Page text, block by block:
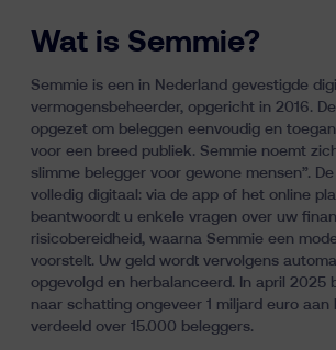
Wat is Semmie?
Semmie is een in Nederland gevestigde
vermogensbeheerder, opgericht in 2016.
opgezet om beleggen eenvoudig en
voor een breed publiek. Semmie noemt
slimme belegger voor gewone mensen”.
volledig digitaal: via de app of het online
beantwoordt u enkele vragen over uw
risicobereidheid, waarna Semmie een
voorstelt. Uw geld wordt vervolgens
opgevolgd en herbalanceerd. In april 2025
naar schatting ongeveer 1 miljard euro aan
verdeeld over 15.000 beleggers.